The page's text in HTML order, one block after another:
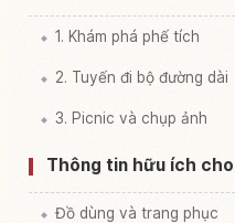
1. Khám phá phế tích
2. Tuyến đi bộ đường dài
3. Picnic và chụp ảnh
Thông tin hữu ích
Đồ dùng và trang phục